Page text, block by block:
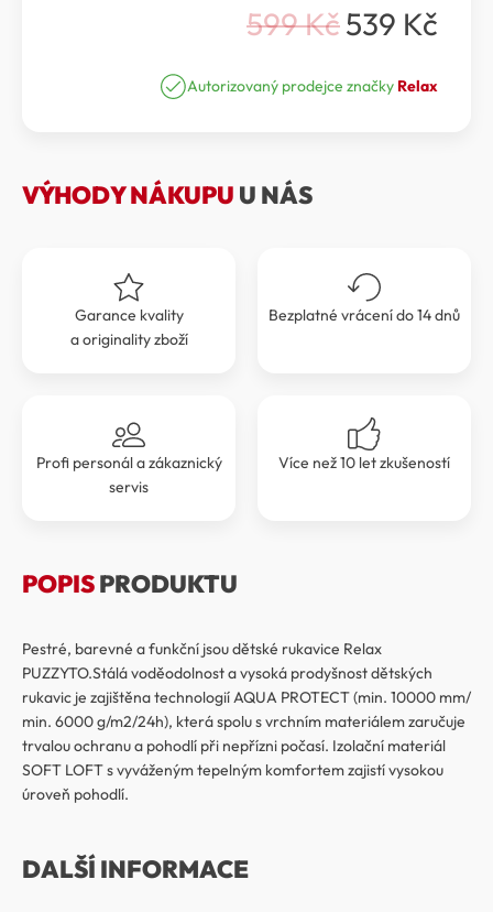
599Kč
Původní
byla:
539 Kč
Aktuální
je:
Autorizovaný prodejce značky Relax
VÝHODY NÁKUPU U NÁS
Garance kvality
a originality zboží
Bezplatné vrácení do 14 dnů
Profi personál a zákaznický
servis
Více než 10 let zkušeností
POPISPRODUKTU
Pestré, barevné a funkční jsou dětské rukavice Relax
PUZZYTO.Stálá voděodolnost a vysoká prodyšnost dětských
rukavic je zajištěna technologií AQUA PROTECT (min. 10000 mm/
min. 6000 g/m2/24h), která spolu s vrchním materiálem zaručuje
trvalou ochranu a pohodlí při nepřízni počasí. Izolační materiál
SOFT LOFT s vyváženým tepelným komfortem zajistí vysokou
úroveň pohodlí.
DALŠÍ INFORMACE